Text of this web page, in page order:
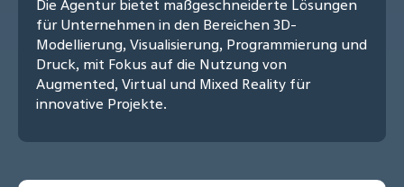
Die Agentur bietet maßgeschneiderte Lösungen
für Unternehmen in den Bereichen 3D-
Modellierung, Visualisierung, Programmierung und
Druck, mit Fokus auf die Nutzung von
Augmented, Virtual und Mixed Reality für
innovative Projekte.